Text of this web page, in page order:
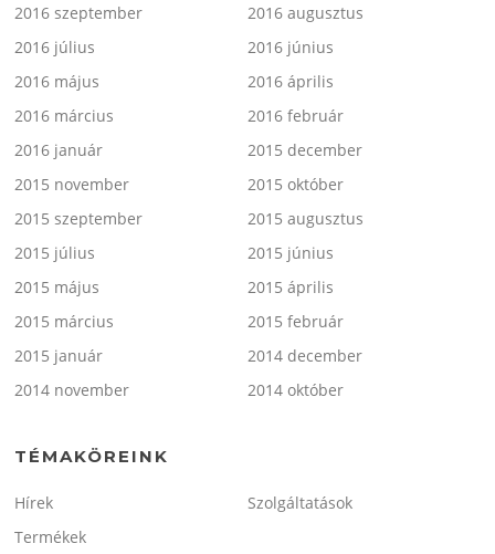
2016 szeptember
2016 augusztus
2016 július
2016 június
2016 május
2016 április
2016 március
2016 február
2016 január
2015 december
2015 november
2015 október
2015 szeptember
2015 augusztus
2015 július
2015 június
2015 május
2015 április
2015 március
2015 február
2015 január
2014 december
2014 november
2014 október
TÉMAKÖREINK
Hírek
Szolgáltatások
Termékek